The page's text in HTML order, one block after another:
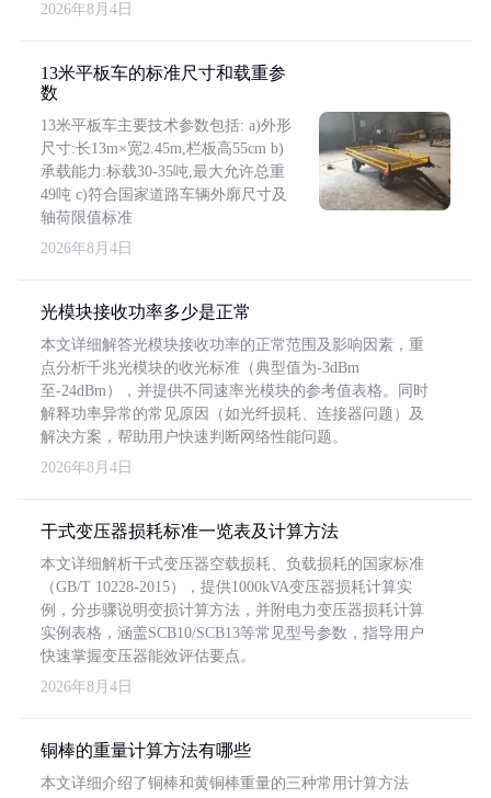
2026年8月4日
13米平板车的标准尺寸和载重参
数
13米平板车主要技术参数包括: a)外形
尺寸:长13m×宽2.45m,栏板高55cm b)
承载能力:标载30-35吨,最大允许总重
49吨 c)符合国家道路车辆外廓尺寸及
轴荷限值标准
2026年8月4日
光模块接收功率多少是正常
本文详细解答光模块接收功率的正常范围及影响因素，重
点分析千兆光模块的收光标准（典型值为-3dBm
至-24dBm），并提供不同速率光模块的参考值表格。同时
解释功率异常的常见原因（如光纤损耗、连接器问题）及
解决方案，帮助用户快速判断网络性能问题。
2026年8月4日
干式变压器损耗标准一览表及计算方法
本文详细解析干式变压器空载损耗、负载损耗的国家标准
（GB/T 10228-2015），提供1000kVA变压器损耗计算实
例，分步骤说明变损计算方法，并附电力变压器损耗计算
实例表格，涵盖SCB10/SCB13等常见型号参数，指导用户
快速掌握变压器能效评估要点。
2026年8月4日
铜棒的重量计算方法有哪些
本文详细介绍了铜棒和黄铜棒重量的三种常用计算方法